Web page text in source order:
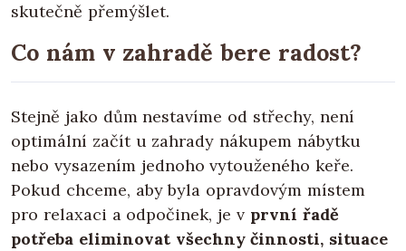
skutečně přemýšlet.
Co nám v zahradě bere radost?
Stejně jako dům nestavíme od střechy, není
optimální začít u zahrady nákupem nábytku
nebo vysazením jednoho vytouženého keře.
Pokud chceme, aby byla opravdovým místem
pro relaxaci a odpočinek, je v první řadě
potřeba eliminovat všechny činnosti, situace